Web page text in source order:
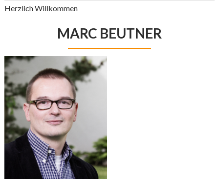
Herzlich Willkommen
MARC BEUTNER